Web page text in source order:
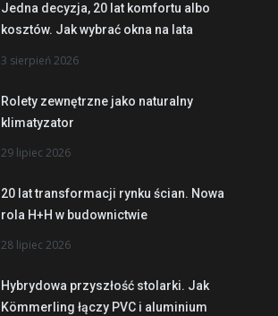
Jedna decyzja, 20 lat komfortu albo
kosztów. Jak wybrać okna na lata
3 sierpień 2026
Rolety zewnętrzne jako naturalny
klimatyzator
29 lipiec 2026
20 lat transformacji rynku ścian. Nowa
rola H+H w budownictwie
28 lipiec 2026
Hybrydowa przyszłość stolarki. Jak
Kömmerling łączy PVC i aluminium